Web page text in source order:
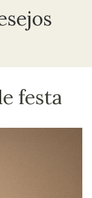
festa